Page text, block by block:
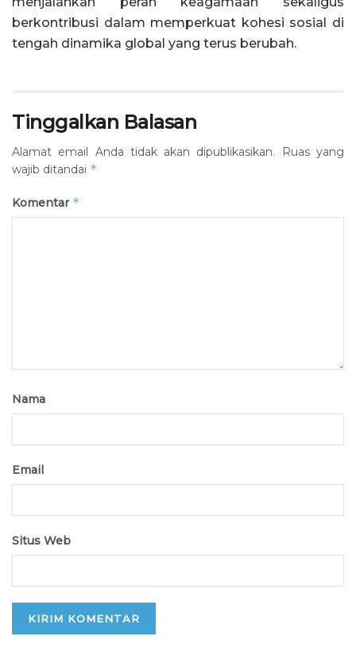
berkontribusi dalam memperkuat kohesi sosial di
tengah dinamika global yang terus berubah.
Tinggalkan Balasan
Alamat email Anda tidak akan dipublikasikan.
Ruas yang
wajib ditandai *
Komentar *
Nama
Email
Situs Web